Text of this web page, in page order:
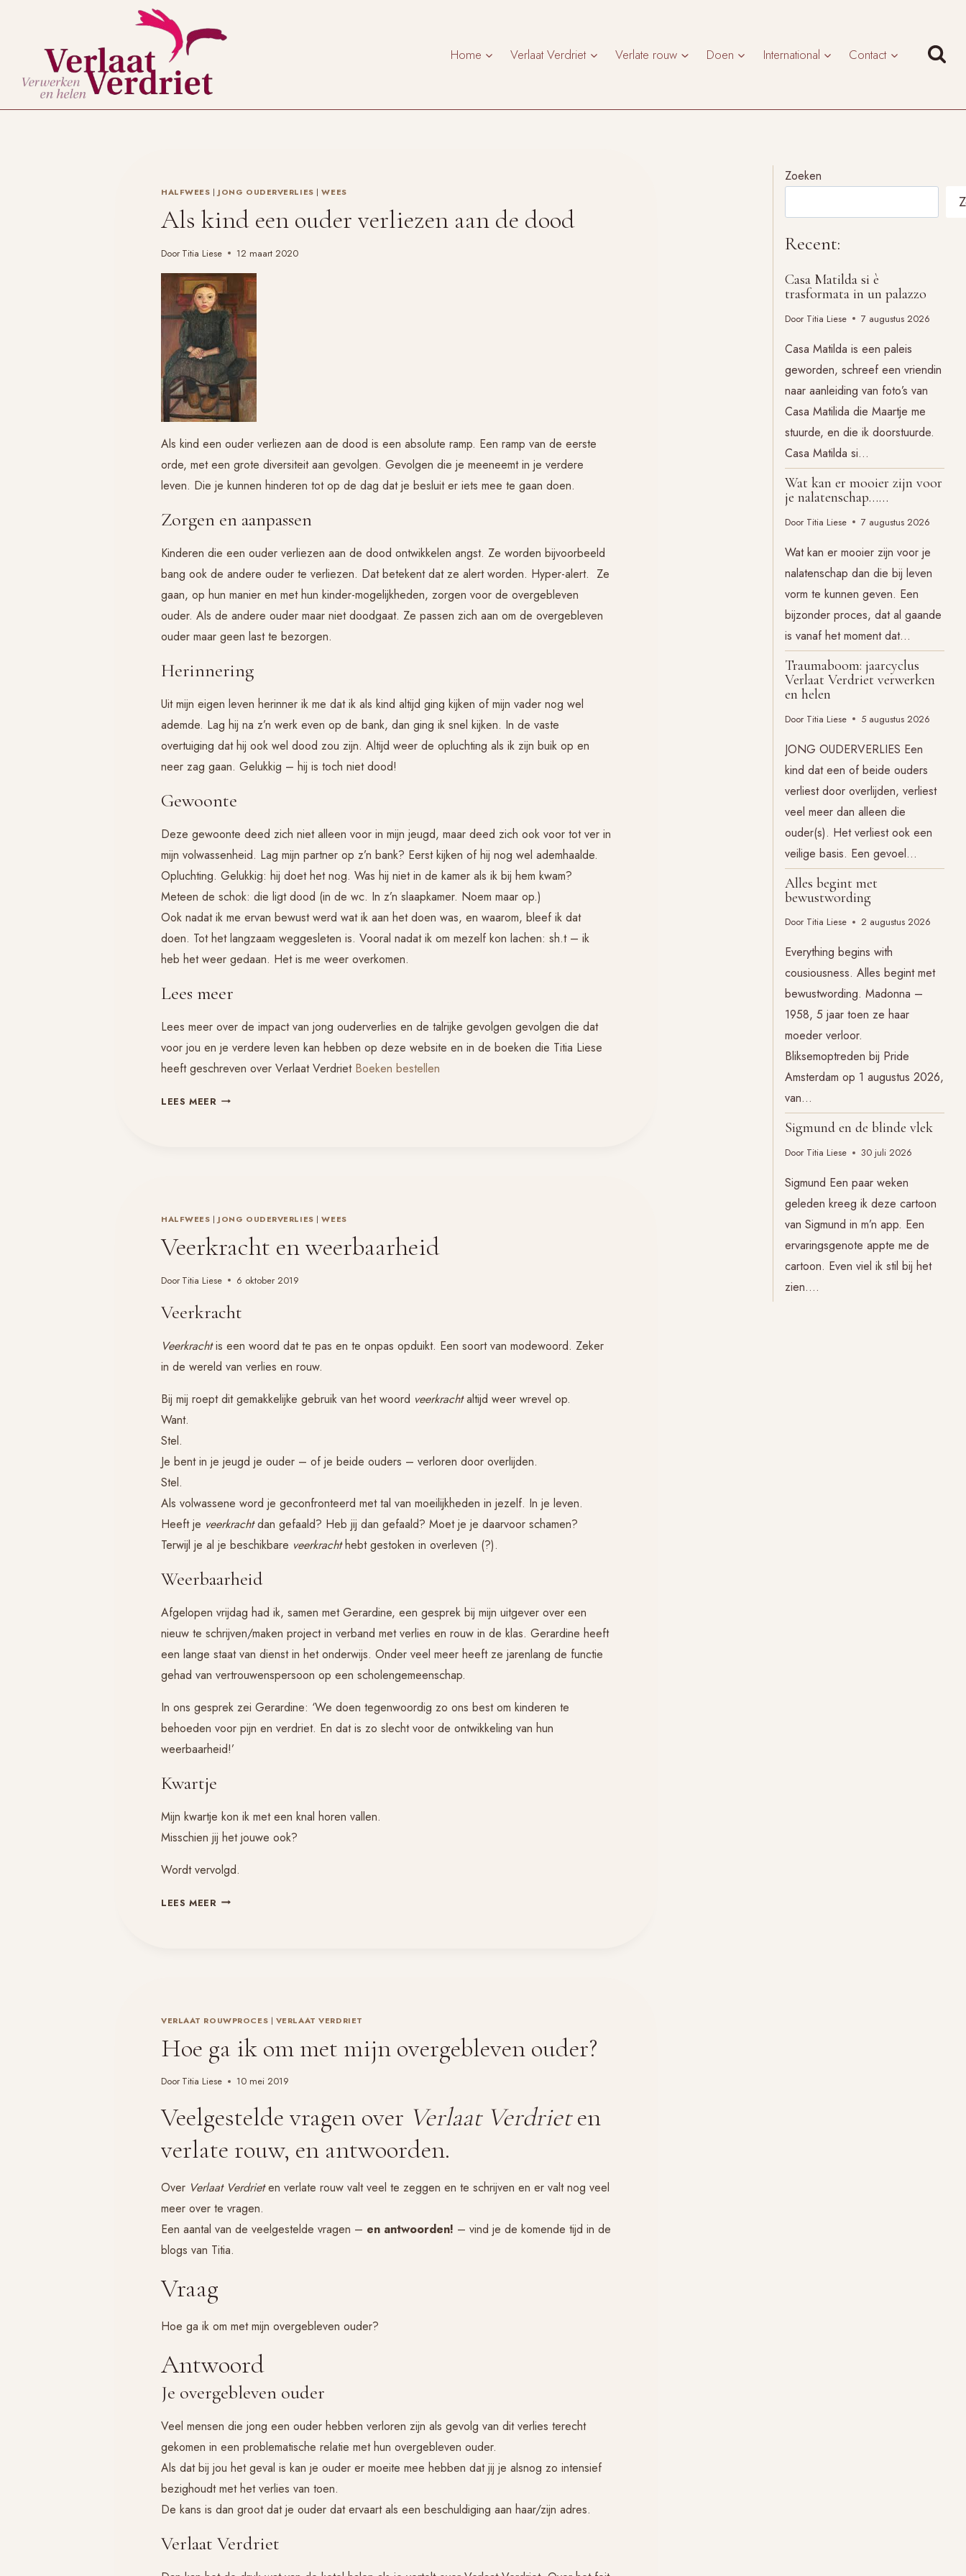
Home Verlaat Verdriet Verlate rouw Doen International Contact
HALFWEES |JONG OUDERVERLIES |WEES
Als kind een ouder verliezen aan de dood
Door Titia Liese 12 maart 2020
Als kind een ouder verliezen aan de dood is een absolute ramp. Een ramp van de eerste
orde, met een grote diversiteit aan gevolgen. Gevolgen die je meeneemt in je verdere
leven. Die je kunnen hinderen tot op de dag dat je besluit er iets mee te gaan doen.
Zorgen en aanpassen
Kinderen die een ouder verliezen aan de dood ontwikkelen angst. Ze worden bijvoorbeeld
bang ook de andere ouder te verliezen. Dat betekent dat ze alert worden. Hyper-alert. Ze
gaan, op hun manier en met hun kinder-mogelijkheden, zorgen voor de overgebleven
ouder. Als de andere ouder maar niet doodgaat. Ze passen zich aan om de overgebleven
ouder maar geen last te bezorgen.
Herinnering
Uit mijn eigen leven herinner ik me dat ik als kind altijd ging kijken of mijn vader nog wel
ademde. Lag hij na z’n werk even op de bank, dan ging ik snel kijken. In de vaste
overtuiging dat hij ook wel dood zou zijn. Altijd weer de opluchting als ik zijn buik op en
neer zag gaan. Gelukkig – hij is toch niet dood!
Gewoonte
Deze gewoonte deed zich niet alleen voor in mijn jeugd, maar deed zich ook voor tot ver in
mijn volwassenheid. Lag mijn partner op z’n bank? Eerst kijken of hij nog wel ademhaalde.
Opluchting. Gelukkig: hij doet het nog. Was hij niet in de kamer als ik bij hem kwam?
Meteen de schok: die ligt dood (in de wc. In z’n slaapkamer. Noem maar op.)
Ook nadat ik me ervan bewust werd wat ik aan het doen was, en waarom, bleef ik dat
doen. Tot het langzaam weggesleten is. Vooral nadat ik om mezelf kon lachen: sh.t – ik
heb het weer gedaan. Het is me weer overkomen.
Lees meer
Lees meer over de impact van jong ouderverlies en de talrijke gevolgen gevolgen die dat
voor jou en je verdere leven kan hebben op deze website en in de boeken die Titia Liese
heeft geschreven over Verlaat Verdriet Boeken bestellen
LEES MEER ALS
HALFWEES |JONG OUDERVERLIES |WEES
Veerkracht en weerbaarheid
Door Titia Liese 6 oktober 2019
Veerkracht
Veerkrachtis een woord dat te pas en te onpas opduikt. Een soort van modewoord. Zeker
in de wereld van verlies en rouw.
Bij mij roept dit gemakkelijke gebruik van het woord veerkrachtaltijd weer wrevel op.
Want.
Stel.
Je bent in je jeugd je ouder – of je beide ouders – verloren door overlijden.
Stel.
Als volwassene word je geconfronteerd met tal van moeilijkheden in jezelf. In je leven.
Heeft je veerkrachtdan gefaald? Heb jij dan gefaald? Moet je je daarvoor schamen?
Terwijl je al je beschikbare veerkrachthebt gestoken in overleven (?).
Weerbaarheid
Afgelopen vrijdag had ik, samen met Gerardine, een gesprek bij mijn uitgever over een
nieuw te schrijven/maken project in verband met verlies en rouw in de klas. Gerardine heeft
een lange staat van dienst in het onderwijs. Onder veel meer heeft ze jarenlang de functie
gehad van vertrouwenspersoon op een scholengemeenschap.
In ons gesprek zei Gerardine: ‘We doen tegenwoordig zo ons best om kinderen te
behoeden voor pijn en verdriet. En dat is zo slecht voor de ontwikkeling van hun
weerbaarheid!’
Kwartje
Mijn kwartje kon ik met een knal horen vallen.
Misschien jij het jouwe ook?
Wordt vervolgd.
LEES MEER VEERKRACHT
VERLAAT ROUWPROCES | VERLAAT VERDRIET
Hoe ga ik om met mijn overgebleven ouder?
Door Titia Liese 10 mei 2019
Veelgestelde vragen over Verlaat Verdrieten
verlate rouw, en antwoorden.
Over Verlaat Verdrieten verlate rouw valt veel te zeggen en te schrijven en er valt nog veel
meer over te vragen.
Een aantal van de veelgestelde vragen – en antwoorden! – vind je de komende tijd in de
blogs van Titia.
Vraag
Hoe ga ik om met mijn overgebleven ouder?
Antwoord
Je overgebleven ouder
Veel mensen die jong een ouder hebben verloren zijn als gevolg van dit verlies terecht
gekomen in een problematische relatie met hun overgebleven ouder.
Als dat bij jou het geval is kan je ouder er moeite mee hebben dat jij je alsnog zo intensief
bezighoudt met het verlies van toen.
De kans is dan groot dat je ouder dat ervaart als een beschuldiging aan haar/zijn adres.
Verlaat Verdriet
Zoeken
Recent:
Casa Matilda si è
trasformata in un palazzo
Door Titia Liese 7 augustus 2026
Casa Matilda is een paleis
geworden, schreef een vriendin
naar aanleiding van foto’s van
Casa Matilida die Maartje me
stuurde, en die ik doorstuurde.
Casa Matilda si…
Wat kan er mooier zijn voor
je nalatenschap……
Door Titia Liese 7 augustus 2026
Wat kan er mooier zijn voor je
nalatenschap dan die bij leven
vorm te kunnen geven. Een
bijzonder proces, dat al gaande
is vanaf het moment dat…
Traumaboom: jaarcyclus
Verlaat Verdriet verwerken
en helen
Door Titia Liese 5 augustus 2026
JONG OUDERVERLIES Een
kind dat een of beide ouders
verliest door overlijden, verliest
veel meer dan alleen die
ouder(s). Het verliest ook een
veilige basis. Een gevoel…
Alles begint met
bewustwording
Door Titia Liese 2 augustus 2026
Everything begins with
cousiousness. Alles begint met
bewustwording. Madonna –
1958, 5 jaar toen ze haar
moeder verloor.
Bliksemoptreden bij Pride
Amsterdam op 1 augustus 2026,
van…
Sigmund en de blinde vlek
Door Titia Liese 30 juli 2026
Sigmund Een paar weken
geleden kreeg ik deze cartoon
van Sigmund in m’n app. Een
ervaringsgenote appte me de
cartoon. Even viel ik stil bij het
zien….